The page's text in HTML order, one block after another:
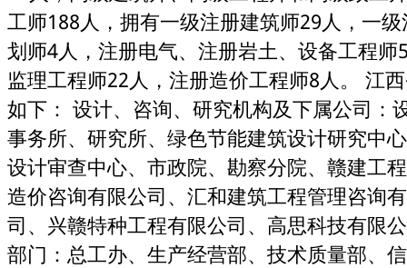
工师188人，拥有一级注册建筑师29人，一
划师4人，注册电气、注册岩土、设备工程
监理工程师22人，注册造价工程师8人。 江
如下： 设计、咨询、研究机构及下属公司：
事务所、研究所、绿色节能建筑设计研究中
设计审查中心、市政院、勘察分院、赣建工
造价咨询有限公司、汇和建筑工程管理咨询
司、兴赣特种工程有限公司、高思科技有限
部门：总工办、生产经营部、技术质量部、